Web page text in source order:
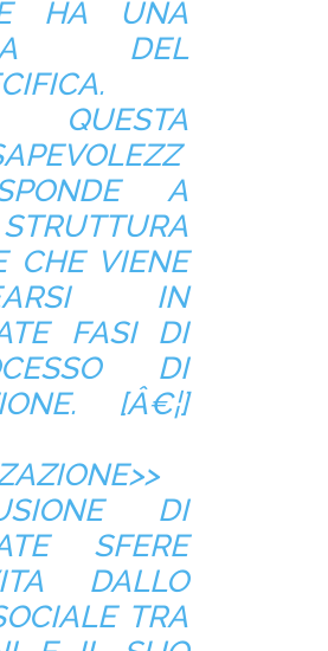
HA UNA
DEL
QUESTA
A
CHE VIENE
IN
FASI DI
DI
[Â€¦]
DI
SFERE
DALLO
TRA